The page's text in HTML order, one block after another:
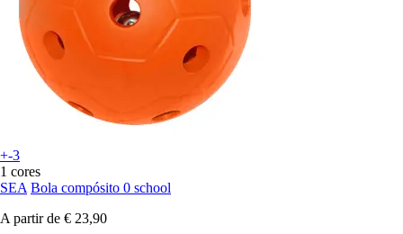
+-3
1 cores
SEA Bola compósito 0 school
A partir de € 23,90